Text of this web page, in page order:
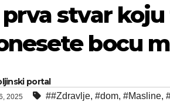
prva stvar
bocu
portal
2025 ##Zdravlje, #dom, #Masline,